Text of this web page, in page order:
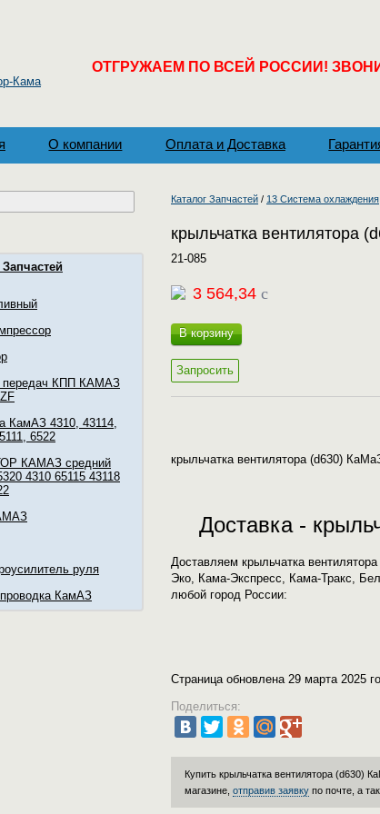
ОТГРУЖАЕМ ПО ВСЕЙ РОССИИ!
О компании Оплата и Доставка
Запчастей
передач КПП КАМАЗ
КамАЗ 4310, 43114,
6522
КАМАЗ средний
4310 65115 43118
руля
КамАЗ
Каталог Запчастей / 13 Система охлаждения
крыльчатка вентилятора
21-085
3 564,34 c
В корзину
Запросить
крыльчатка вентилятора (d630)
Доставка -
Доставляем крыльчатка
Эко, Кама-Экспресс, Кама-Тракс,
любой город России:
Страница обновлена 29 марта 2025
Поделиться:
Купить крыльчатка вентилятора (d630)
магазине, отправив заявку по почте, а